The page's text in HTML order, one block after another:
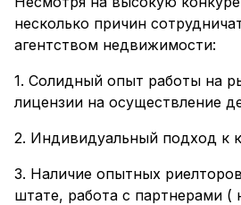
несколько причин
агентством недвижимости:
1. Солидный опыт работы на
лицензии на осуществление
2. Индивидуальный подход к
3. Наличие опытных
штате, работа с партнерами (